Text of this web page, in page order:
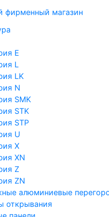
фирменный магазин
E
L
LK
N
SMK
STK
STP
U
X
XN
Z
ZN
алюминиевые
открывания